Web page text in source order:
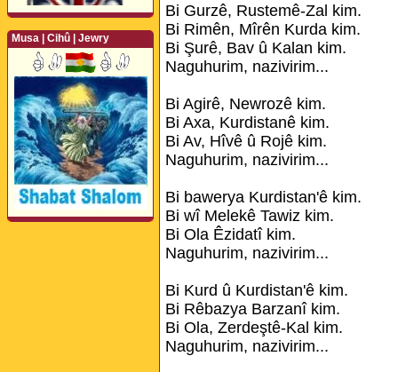
Perwerde ya Zimanê
Kurdî û Îngîlîzî
Musa | Cihû | Jewry
Bi Gurzê, Rustemê-Zal kim.
Bi Rimên, Mîrên Kurda kim.
Bi Şurê, Bav û Kalan kim.
Naguhurim, nazivirim...
Bi Agirê, Newrozê kim.
Bi Axa, Kurdistanê kim.
Bi Av, Hîvê û Rojê kim.
Naguhurim, nazivirim...
Bi bawerya Kurdistan'ê kim.
Bi wî Melekê Tawiz kim.
Bi Ola Êzidatî kim.
Naguhurim, nazivirim...
Bi Kurd û Kurdistan'ê kim.
Bi Rêbazya Barzanî kim.
Bi Ola, Zerdeştê-Kal kim.
Naguhurim, nazivirim...